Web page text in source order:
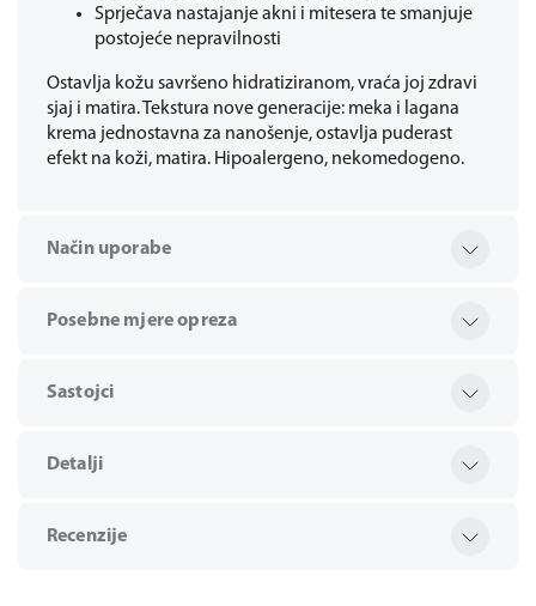
Sprječava nastajanje akni i mitesera te smanjuje
postojeće nepravilnosti
Ostavlja kožu savršeno hidratiziranom, vraća joj zdravi
sjaj i matira. Tekstura nove generacije: meka i lagana
krema jednostavna za nanošenje, ostavlja puderast
efekt na koži, matira. Hipoalergeno, nekomedogeno.
Način uporabe
Posebne mjere opreza
Sastojci
Detalji
Recenzije